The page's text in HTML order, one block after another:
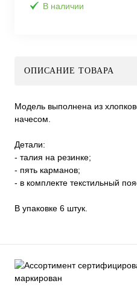
В наличии
ОПИСАНИЕ ТОВАРА
Модель выполнена из
начесом.
Детали:
- талия на резинке;
- пять карманов;
- в комплекте текстильный
В упаковке 6 штук.